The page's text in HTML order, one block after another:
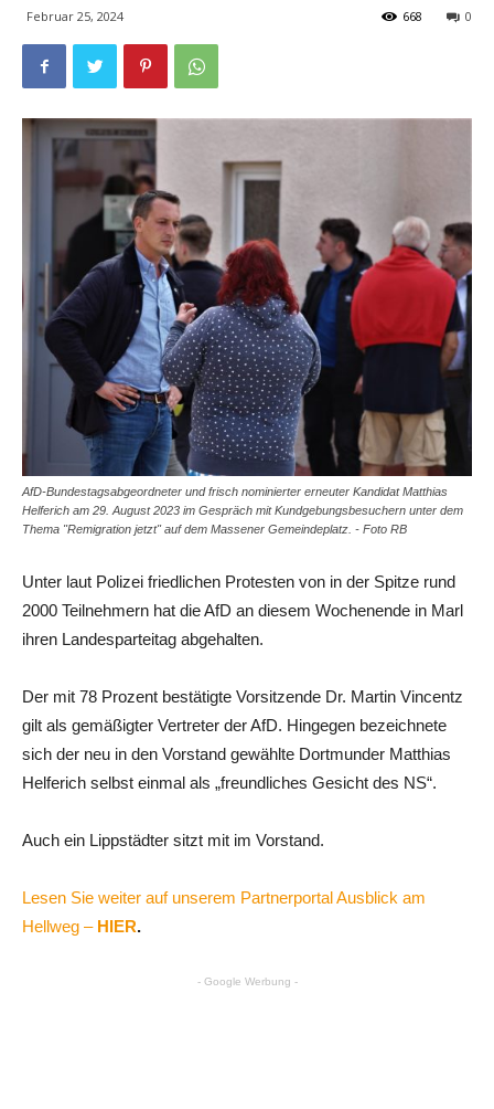
Februar 25, 2024 0
668
AfD-Bundestagsabgeordneter und frisch nominierter erneuter Kandidat Matthias
Helferich am 29. August 2023 im Gespräch mit Kundgebungsbesuchern unter dem
Thema "Remigration jetzt" auf dem Massener Gemeindeplatz. - Foto RB
Unter laut Polizei friedlichen Protesten von in der Spitze rund
2000 Teilnehmern hat die AfD an diesem Wochenende in Marl
ihren Landesparteitag abgehalten.
Der mit 78 Prozent bestätigte Vorsitzende Dr. Martin Vincentz
gilt als gemäßigter Vertreter der AfD. Hingegen bezeichnete
sich der neu in den Vorstand gewählte Dortmunder Matthias
Helferich selbst einmal als „freundliches Gesicht des NS“.
Auch ein Lippstädter sitzt mit im Vorstand.
Lesen Sie weiter auf unserem Partnerportal Ausblick am
Hellweg – HIER.
- Google Werbung -